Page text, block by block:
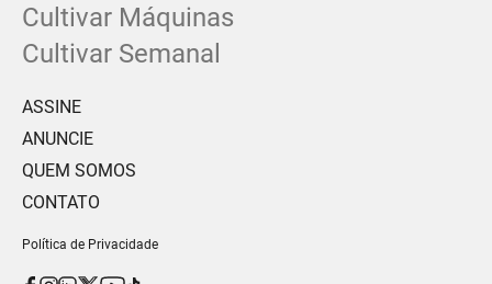
Cultivar Máquinas
Cultivar Semanal
ASSINE
ANUNCIE
QUEM SOMOS
CONTATO
Política de Privacidade